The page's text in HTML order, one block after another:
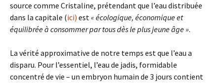
source comme Cristaline, prétendant que l’eau distribuée
dans la capitale (ici) est« écologique, économique et
équilibrée à consommer par tous dès le plus jeune âge ».
La vérité approximative de notre temps est que l’eau a
disparu. Pour l’essentiel, l’eau de jadis, formidable
concentré de vie – un embryon humain de 3 jours contient